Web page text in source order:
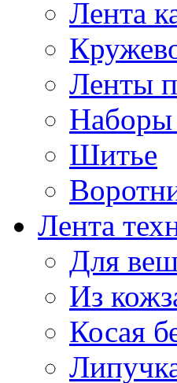
Лента
Ленты
Наборы
Шитье
Лента
Для
Из
Косая